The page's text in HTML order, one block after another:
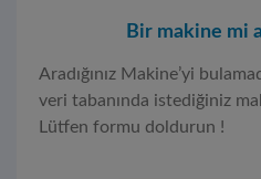
Bir makine mi
Aradığınız Makine’yi
veri tabanında istediğiniz
Lütfen formu doldurun !